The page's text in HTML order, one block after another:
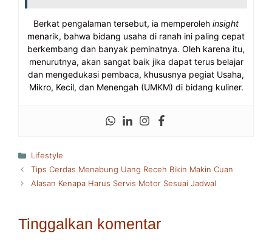
Berkat pengalaman tersebut, ia memperoleh insight
menarik, bahwa bidang usaha di ranah ini paling cepat
berkembang dan banyak peminatnya. Oleh karena itu,
menurutnya, akan sangat baik jika dapat terus belajar
dan mengedukasi pembaca, khususnya pegiat Usaha,
Mikro, Kecil, dan Menengah (UMKM) di bidang kuliner.
Kategori
Lifestyle
Tips Cerdas Menabung Uang Receh Bikin Makin Cuan
Alasan Kenapa Harus Servis Motor Sesuai Jadwal
Tinggalkan komentar